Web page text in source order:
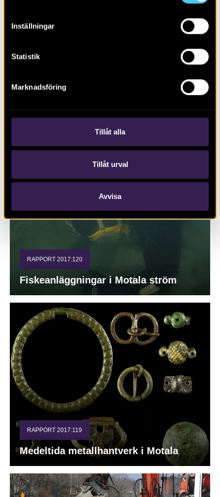
Inställningar
Statistik
Marknadsföring
Tillåt alla
Tillåt urval
Avvisa
RAPPORT 2017:127
Trafikplats Lunds Södra på väg E22
RAPPORT 2017:120
Fiskeanläggningar i Motala ström
RAPPORT 2017:119
Medeltida metallhantverk i Motala